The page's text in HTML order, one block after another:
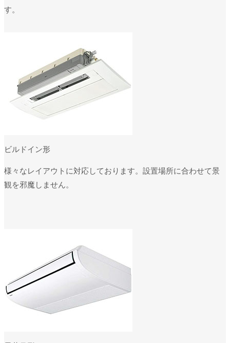
す。
ビルドイン形
様々なレイアウトに対応しております。設置場所に合わせて景
観を邪魔しません。